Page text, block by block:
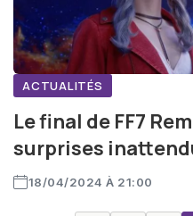
ACTUALITÉS
Le final de FF7
surprises
18/04/2024 À 21:00